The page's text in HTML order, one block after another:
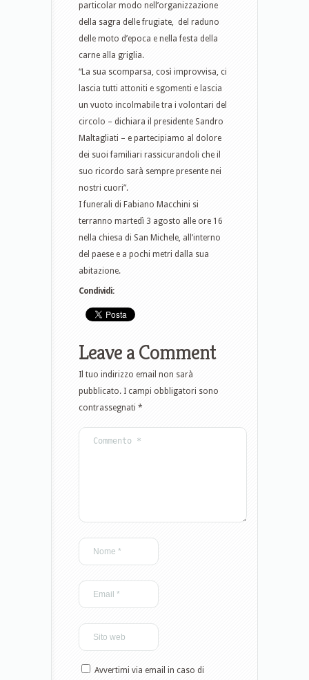
particolar modo nell’organizzazione
della sagra delle frugiate, del raduno
delle moto d’epoca e nella festa della
carne alla griglia.
“La sua scomparsa, così improvvisa, ci
lascia tutti attoniti e sgomenti e lascia
un vuoto incolmabile tra i volontari del
circolo – dichiara il presidente Sandro
Maltagliati – e partecipiamo al dolore
dei suoi familiari rassicurandoli che il
suo ricordo sarà sempre presente nei
nostri cuori”.
I funerali di Fabiano Macchini si
terranno martedì 3 agosto alle ore 16
nella chiesa di San Michele, all’interno
del paese e a pochi metri dalla sua
abitazione.
Condividi:
Leave a Comment
Il tuo indirizzo email non sarà
pubblicato. I campi obbligatori sono
contrassegnati *
Avvertimi via email in caso di